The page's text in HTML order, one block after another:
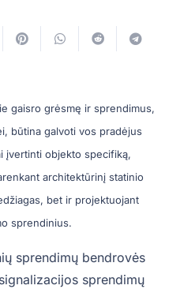
gaisro grėsmę ir sprendimus,
būtina galvoti vos pradėjus
įvertinti objekto specifiką,
architektūrinį statinio
bet ir projektuojant
sprendinius.
sprendimų bendrovės
sprendimų